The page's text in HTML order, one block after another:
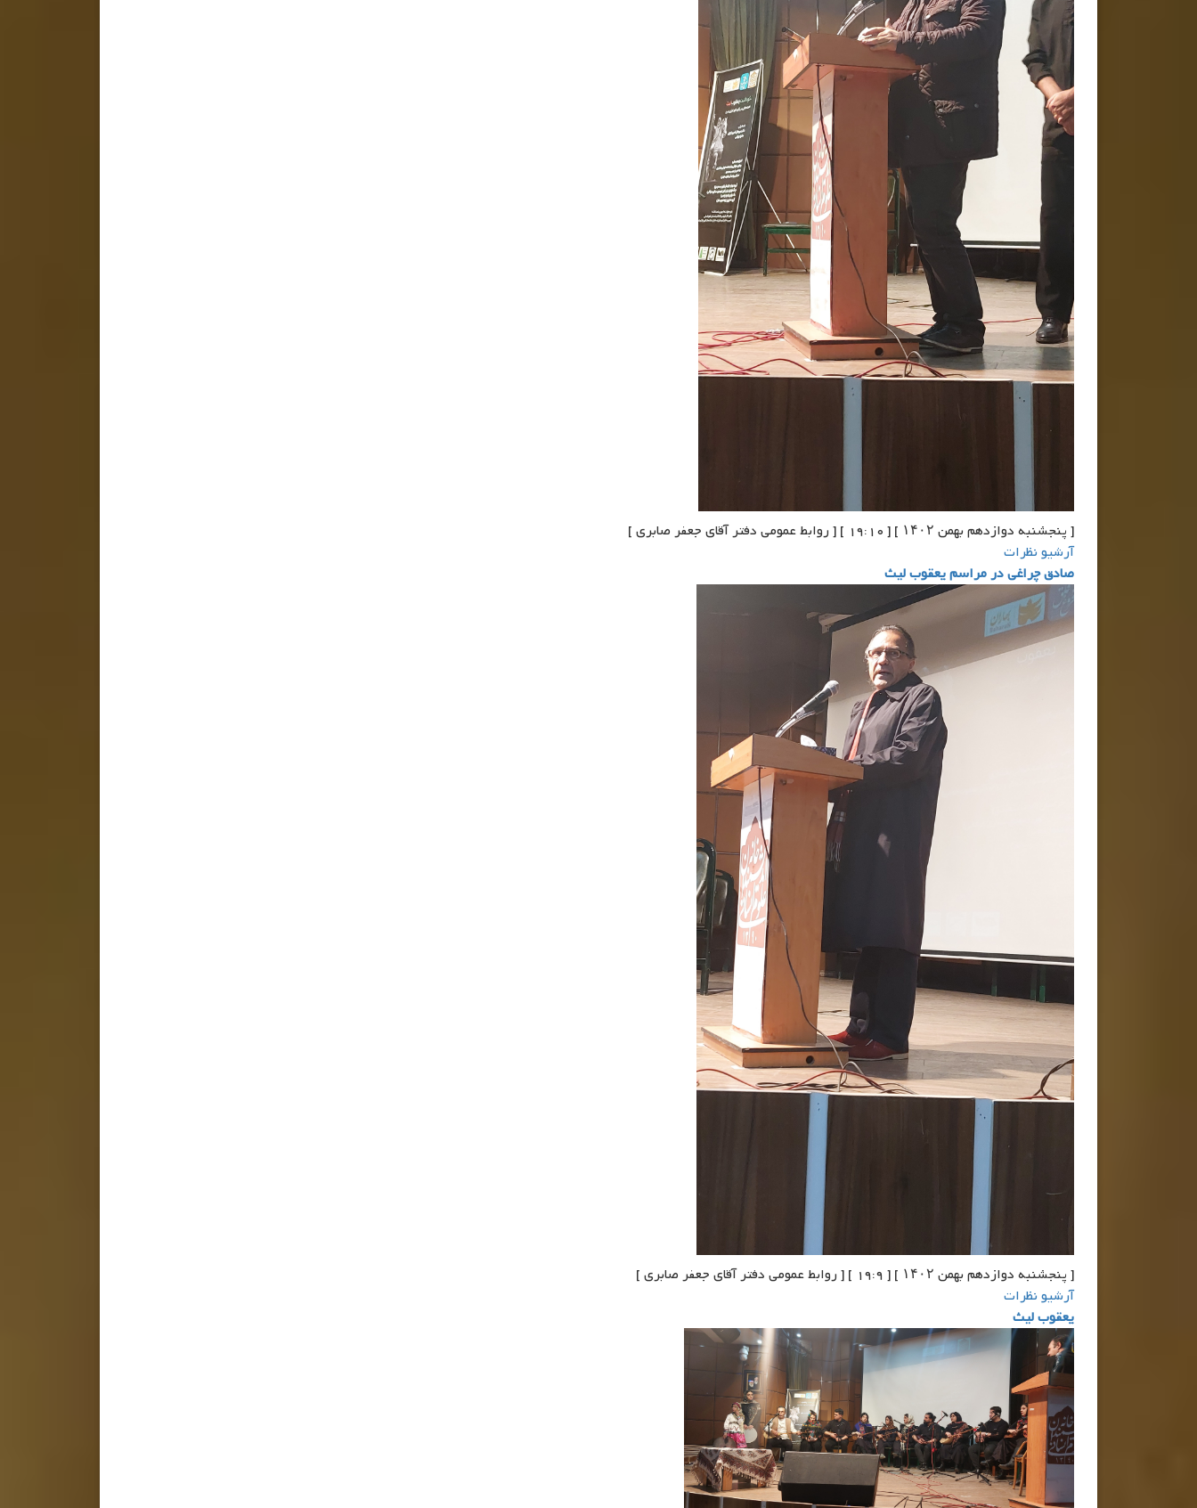
[ پنجشنبه دوازدهم بهمن ۱۴۰۲ ] [ 19:10 ] [ روابط عمومی دفتر آقای جعفر صابری ]
آرشیو نظرات
صادق چراغی در مراسم یعقوب لیث
[ پنجشنبه دوازدهم بهمن ۱۴۰۲ ] [ 19:9 ] [ روابط عمومی دفتر آقای جعفر صابری ]
آرشیو نظرات
یعقوب لیث